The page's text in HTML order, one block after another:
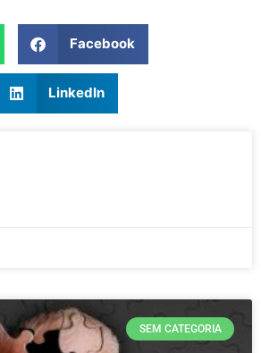
Facebook
LinkedIn
SEM CATEGORIA